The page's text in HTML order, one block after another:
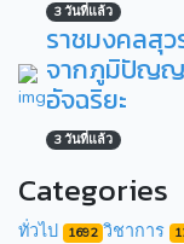
3 วันที่แล้ว
ราชมงคลสุ
จากภูมิปัญญ
อัจฉริยะ
3 วันที่แล้ว
Categories
ทั่วไป 1692 วิชาการ